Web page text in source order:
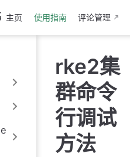
主页 使用指南 评论管理
rke2集
群命令
行调试
方法